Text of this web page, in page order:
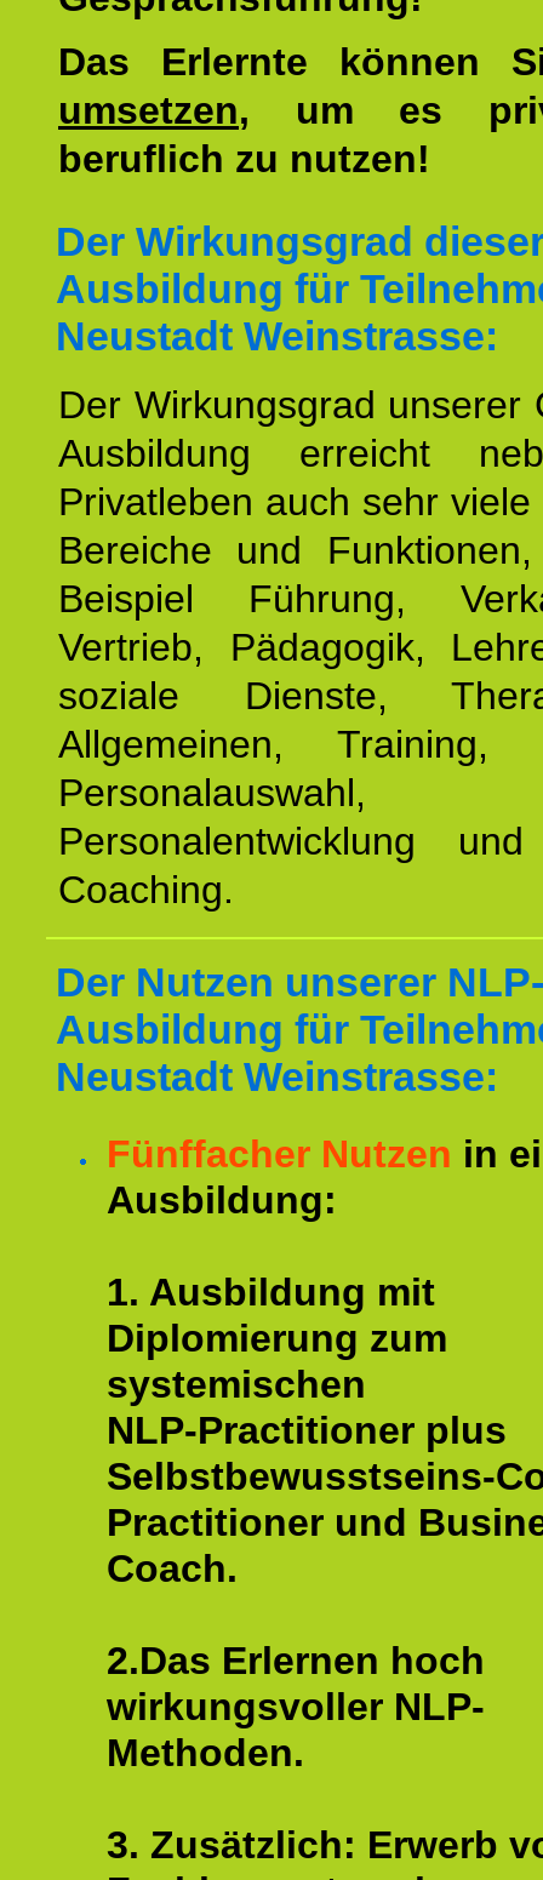
Das Erlernte können
umsetzen, um es
beruflich zu nutzen!
Der Wirkungsgrad
Ausbildung für
Neustadt Weinstrasse:
Der Wirkungsgrad unserer
Ausbildung erreicht
Privatleben auch sehr
Bereiche und
Beispiel Führung,
Vertrieb, Pädagogik,
soziale Dienste,
Allgemeinen, Training,
Personalauswahl,
Personalentwicklung
Coaching.
Der Nutzen unserer
Ausbildung für
Neustadt Weinstrasse:
Fünffacher Nutzen in
Ausbildung:
1. Ausbildung mit
Diplomierung zum
systemischen
NLP-Practitioner plus
Selbstbewusstseins-
Practitioner und
Coach.
2.Das Erlernen hoch
wirkungsvoller NLP-
Methoden.
3. Zusätzlich: Erwerb